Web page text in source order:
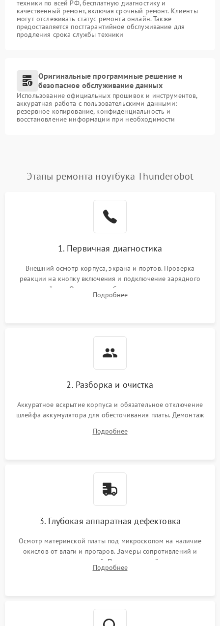
техники по всей РФ, бесплатную диагностику и
качественный ремонт, включая срочный ремонт. Клиенты
могут отслеживать статус ремонта онлайн. Также
предоставляется постгарантийное обслуживание для
продления срока службы техники
Оригинальные программные решение и
безопасное обслуживание данных
Использование официальных прошивок и инструментов,
аккуратная работа с пользовательскими данными:
резервное копирование, конфиденциальность и
восстановление информации при необходимости
Этапы ремонта ноутбука Thunderobot
1. Первичная диагностика
Внешний осмотр корпуса, экрана и портов. Проверка
реакции на кнопку включения и подключение зарядного
устройства. Оценка потребления тока с помощью
лабораторного блока питания для локализации проблемы.
Подробнее
2. Разборка и очистка
Аккуратное вскрытие корпуса и обязательное отключение
шлейфа аккумулятора для обесточивания платы. Демонтаж
высохшей термопасты с кристаллов чипов.
Подробнее
3. Глубокая аппаратная дефектовка
Осмотр материнской платы под микроскопом на наличие
окислов от влаги и прогаров. Замеры сопротивлений и
дежурных напряжений. Проверка цепей питания,
мультиконтроллера, процессора и видеочипа.
Подробнее